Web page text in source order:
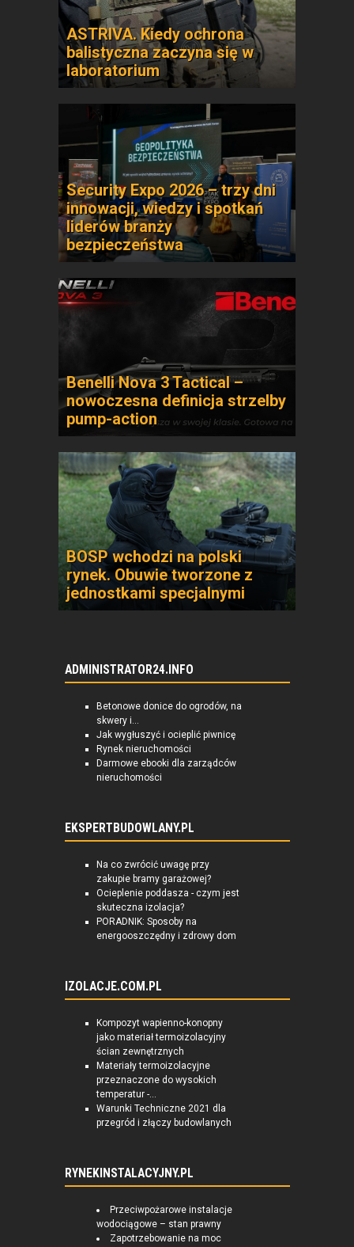
ASTRIVA. Kiedy ochrona
balistyczna zaczyna się w
laboratorium
Security Expo 2026 – trzy dni
innowacji, wiedzy i spotkań
liderów branży
bezpieczeństwa
Benelli Nova 3 Tactical –
nowoczesna definicja strzelby
pump-action
BOSP wchodzi na polski
rynek. Obuwie tworzone z
jednostkami specjalnymi
ADMINISTRATOR24.INFO
Betonowe donice do ogrodów, na
skwery i...
Jak wygłuszyć i ocieplić piwnicę
Rynek nieruchomości
Darmowe ebooki dla zarządców
nieruchomości
EKSPERTBUDOWLANY.PL
Na co zwrócić uwagę przy
zakupie bramy garażowej?
Ocieplenie poddasza - czym jest
skuteczna izolacja?
PORADNIK: Sposoby na
energooszczędny i zdrowy dom
IZOLACJE.COM.PL
Kompozyt wapienno-konopny
jako materiał termoizolacyjny
ścian zewnętrznych
Materiały termoizolacyjne
przeznaczone do wysokich
temperatur -...
Warunki Techniczne 2021 dla
przegród i złączy budowlanych
RYNEKINSTALACYJNY.PL
Przeciwpożarowe instalacje
wodociągowe – stan prawny
Zapotrzebowanie na moc